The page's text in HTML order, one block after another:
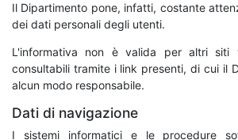
Il Dipartimento pone, infatti, costante
dei dati personali degli utenti.
L'informativa non è valida per altri siti
consultabili tramite i link presenti, di cui il
alcun modo responsabile.
Dati di navigazione
I sistemi informatici e le procedure